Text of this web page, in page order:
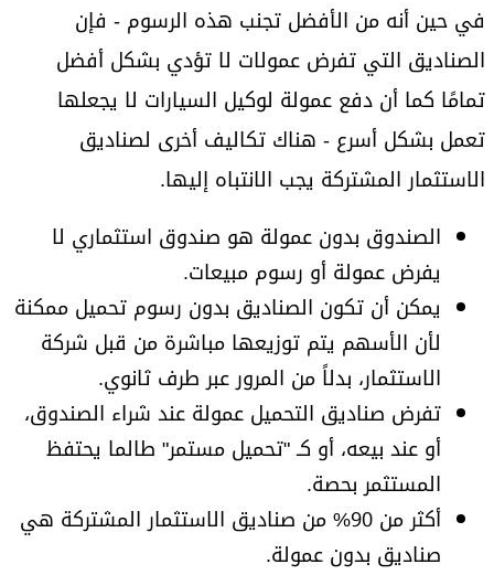
في حين أنه من الأفضل تجنب هذه الرسوم - فإن
الصناديق التي تفرض عمولات لا تؤدي بشكل أفضل
تمامًا كما أن دفع عمولة لوكيل السيارات لا يجعلها
تعمل بشكل أسرع - هناك تكاليف أخرى لصناديق
الاستثمار المشتركة يجب الانتباه إليها.
الصندوق بدون عمولة هو صندوق استثماري لا
يفرض عمولة أو رسوم مبيعات.
يمكن أن تكون الصناديق بدون رسوم تحميل ممكنة
لأن الأسهم يتم توزيعها مباشرة من قبل شركة
الاستثمار، بدلاً من المرور عبر طرف ثانوي.
تفرض صناديق التحميل عمولة عند شراء الصندوق،
أو عند بيعه، أو كـ "تحميل مستمر" طالما يحتفظ
المستثمر بحصة.
أكثر من 90% من صناديق الاستثمار المشتركة هي
صناديق بدون عمولة.